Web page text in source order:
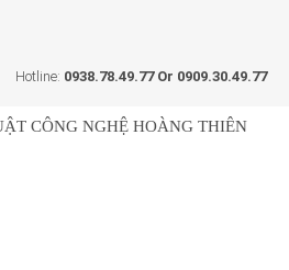
Hotline: 0938.78.49.77 Or 0909.30.49.77